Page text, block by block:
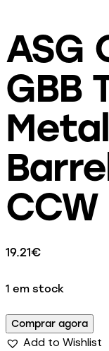
ASG
GBB
19.21€
1 em stock
Comprar agora
Add to Wishlist